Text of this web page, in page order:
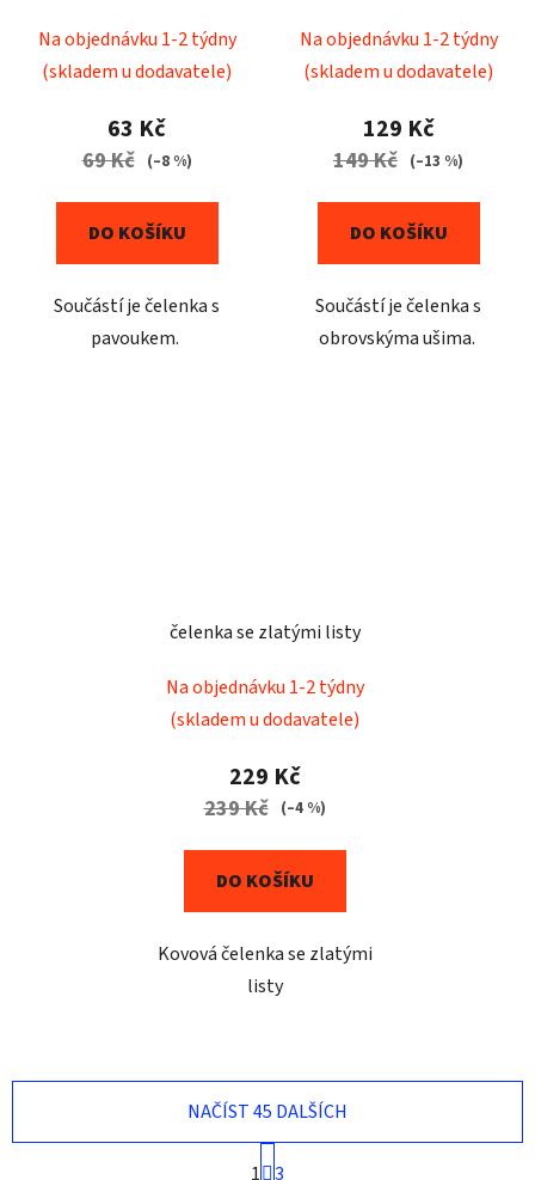
Na objednávku 1-2 týdny
(skladem u dodavatele)
63 Kč
69 Kč (–8 %)
DO KOŠÍKU
Součástí je čelenka s
pavoukem.
Na objednávku 1-2 týdny
(skladem u dodavatele)
129 Kč
149 Kč (–13 %)
DO KOŠÍKU
Součástí je čelenka s
obrovskýma ušima.
čelenka se zlatými listy
Na objednávku 1-2 týdny
(skladem u dodavatele)
229 Kč
239 Kč (–4 %)
DO KOŠÍKU
Kovová čelenka se zlatými
listy
NAČÍST 45 DALŠÍCH
S
1 3